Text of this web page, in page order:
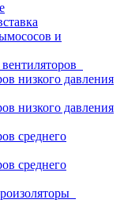
и
низкого давления
низкого давления
среднего
среднего